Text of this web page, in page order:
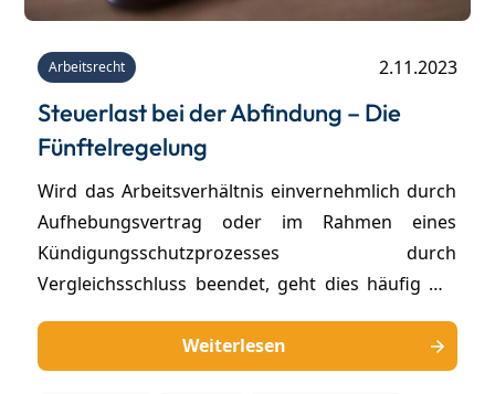
Arbeitsrecht 2.11.2023
Steuerlast bei der Abfindung – Die
Fünftelregelung
Wird das Arbeitsverhältnis einvernehmlich durch
Aufhebungsvertrag oder im Rahmen eines
Kündigungsschutzprozesses durch
Vergleichsschluss beendet, geht dies häufig mit
einer Abfindungszahlung an den Arbeitnehmer
einher. Die Freude über die womöglich hohe
Abfindung ist zunächst groß, doch schnell stellt
Weiterlesen